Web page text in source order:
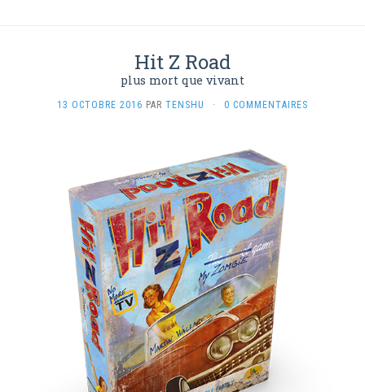
Hit Z Road
plus mort que vivant
13 OCTOBRE 2016 PAR TENSHU · 0 COMMENTAIRES